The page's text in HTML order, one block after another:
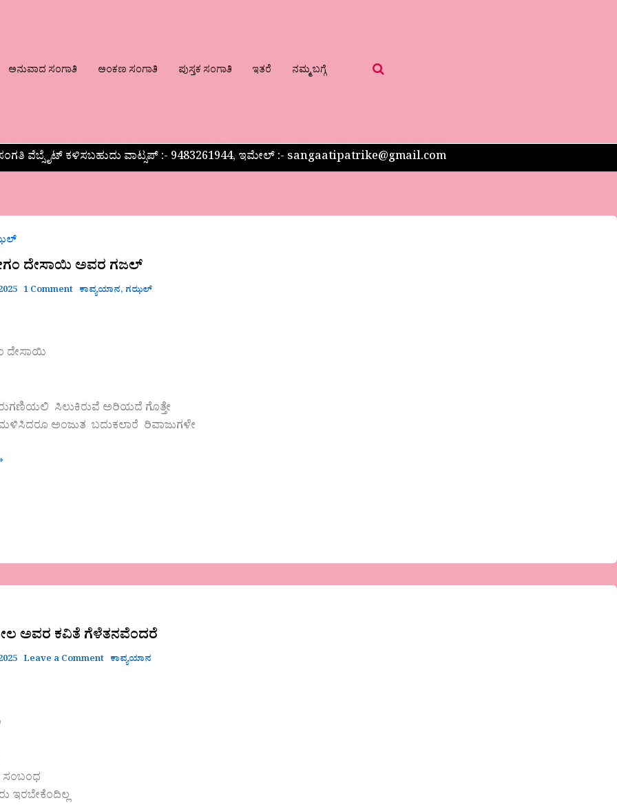
ಅನುವಾದ ಸಂಗಾತಿ ಅಂಕಣ ಸಂಗಾತಿ ಪುಸ್ತಕ ಸಂಗಾತಿ ಇತರೆ ನಮ್ಮ ಬಗ್ಗೆ
ವೆಬ್ಸೈಟ್ ಕಳಿಸಬಹುದು ವಾಟ್ಸಪ್‌ :- 9483261944, ಇಮೇಲ್ :- sangaatipatrike@gmail.com
ದೇಸಾಯಿ ಅವರ ಗಜಲ್
1 Comment ಕಾವ್ಯಯಾನ, ಗಝಲ್
ದೇಸಾಯಿ
ಸಿಲುಕಿರುವೆ ಅರಿಯದೆ ಗೊತ್ತೇ
ಅಂಜುತ ಬದುಕಲಾರೆ ರಿವಾಜುಗಳೇ
ಅವರ ಕವಿತೆ‌ ಗೆಳೆತನವೆಂದರೆ
Leave a Comment ಕಾವ್ಯಯಾನ
ಸಂಬಂಧ
ಇರಬೇಕೆಂದಿಲ್ಲ